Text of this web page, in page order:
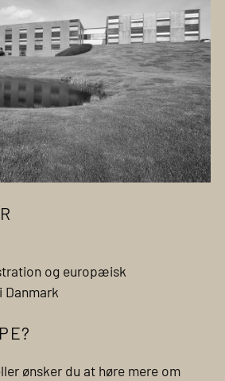
og europæisk
ønsker du at høre mere om